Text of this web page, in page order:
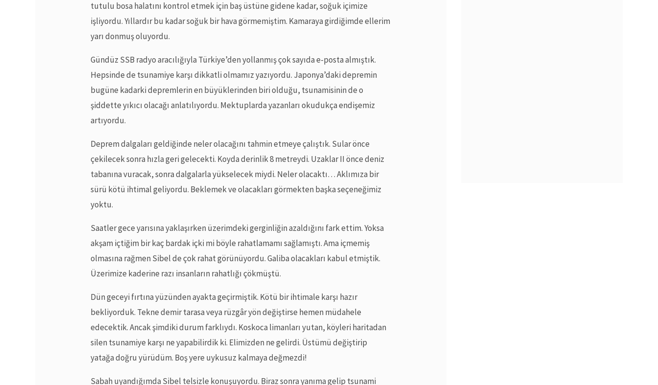
tutulu bosa halatını kontrol etmek için baş üstüne gidene kadar, soğuk içimize
işliyordu. Yıllardır bu kadar soğuk bir hava görmemiştim. Kamaraya girdiğimde ellerim
yarı donmuş oluyordu.
Gündüz SSB radyo aracılığıyla Türkiye’den yollanmış çok sayıda e-posta almıştık.
Hepsinde de tsunamiye karşı dikkatli olmamız yazıyordu. Japonya’daki depremin
bugüne kadarki depremlerin en büyüklerinden biri olduğu, tsunamisinin de o
şiddette yıkıcı olacağı anlatılıyordu. Mektuplarda yazanları okudukça endişemiz
artıyordu.
Deprem dalgaları geldiğinde neler olacağını tahmin etmeye çalıştık. Sular önce
çekilecek sonra hızla geri gelecekti. Koyda derinlik 8 metreydi. Uzaklar II önce deniz
tabanına vuracak, sonra dalgalarla yükselecek miydi. Neler olacaktı… Aklımıza bir
sürü kötü ihtimal geliyordu. Beklemek ve olacakları görmekten başka seçeneğimiz
yoktu.
Saatler gece yarısına yaklaşırken üzerimdeki gerginliğin azaldığını fark ettim. Yoksa
akşam içtiğim bir kaç bardak içki mi böyle rahatlamamı sağlamıştı. Ama içmemiş
olmasına rağmen Sibel de çok rahat görünüyordu. Galiba olacakları kabul etmiştik.
Üzerimize kaderine razı insanların rahatlığı çökmüştü.
Dün geceyi fırtına yüzünden ayakta geçirmiştik. Kötü bir ihtimale karşı hazır
bekliyorduk. Tekne demir tarasa veya rüzgâr yön değiştirse hemen müdahele
edecektik. Ancak şimdiki durum farklıydı. Koskoca limanları yutan, köyleri haritadan
silen tsunamiye karşı ne yapabilirdik ki. Elimizden ne gelirdi. Üstümü değiştirip
yatağa doğru yürüdüm. Boş yere uykusuz kalmaya değmezdi!
Sabah uyandığımda Sibel telsizle konuşuyordu. Biraz sonra yanıma gelip tsunami